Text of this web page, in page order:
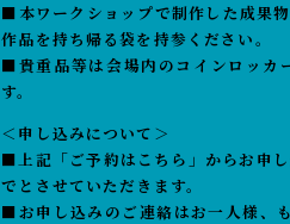
■本ワークショップで制作した成果
作品を持ち帰る袋を持参ください。
■貴重品等は会場内のコインロッカ
す。
＜申し込みについて＞
■上記「ご予約はこちら」からお申
でとさせていただきます。
■お申し込みのご連絡はお一人様、